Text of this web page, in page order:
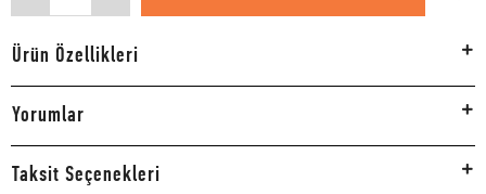
Ürün Özellikleri
Yorumlar
Taksit Seçenekleri